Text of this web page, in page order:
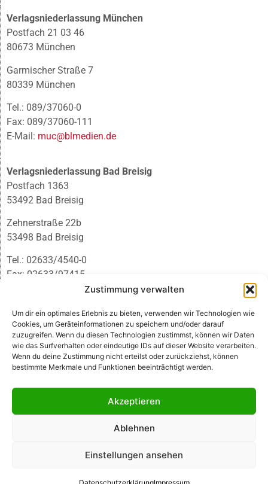
Zustimmung verwalten
Um dir ein optimales Erlebnis zu bieten, verwenden wir Technologien wie
Cookies, um Geräteinformationen zu speichern und/oder darauf
zuzugreifen. Wenn du diesen Technologien zustimmst, können wir Daten
wie das Surfverhalten oder eindeutige IDs auf dieser Website verarbeiten.
Wenn du deine Zustimmung nicht erteilst oder zurückziehst, können
bestimmte Merkmale und Funktionen beeinträchtigt werden.
Akzeptieren
Ablehnen
Einstellungen ansehen
Verlagsniederlassung München
Postfach 21 03 46
80673 München
Garmischer Straße 7
80339 München
Tel.: 089/37060-0
Fax: 089/37060-111
E-Mail: muc@blmedien.de
Verlagsniederlassung Bad Breisig
Postfach 1363
53492 Bad Breisig
Zehnerstraße 22b
53498 Bad Breisig
Tel.: 02633/4540-0
Fax: 02633/97415
infobb@blmedien.de